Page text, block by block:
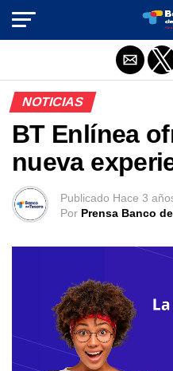
NOTICIAS
BT Enlínea
nueva
Publicado Hace 3
Por Prensa Banco
Salir de la